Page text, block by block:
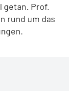
getan. Prof.
rund um das